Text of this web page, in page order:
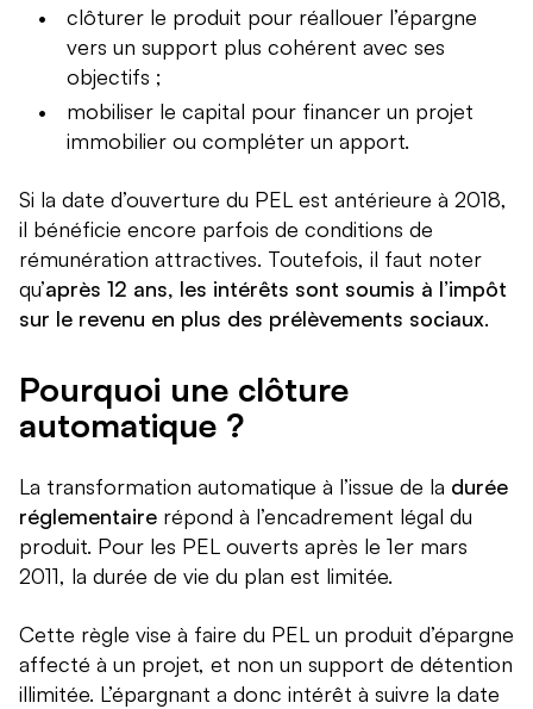
clôturer le produit pour réallouer l’épargne
vers un support plus cohérent avec ses
objectifs ;
mobiliser le capital pour financer un projet
immobilier ou compléter un apport.
Si la date d’ouverture du PEL est antérieure à 2018,
il bénéficie encore parfois de conditions de
rémunération attractives. Toutefois, il faut noter
qu’après 12 ans, les intérêts sont soumis à l’impôt
sur le revenu en plus des prélèvements sociaux.
Pourquoi une clôture
automatique ?
La transformation automatique à l’issue de la durée
réglementaire répond à l’encadrement légal du
produit. Pour les PEL ouverts après le 1er mars
2011, la durée de vie du plan est limitée.
Cette règle vise à faire du PEL un produit d’épargne
affecté à un projet, et non un support de détention
illimitée. L’épargnant a donc intérêt à suivre la date